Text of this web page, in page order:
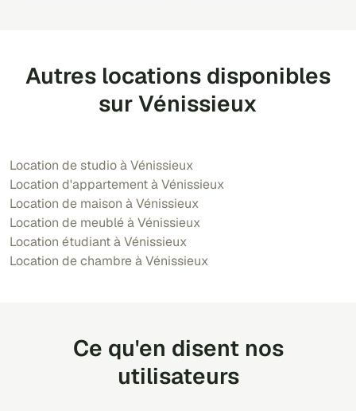
Autres locations disponibles
sur Vénissieux
Location de studio à Vénissieux
Location d'appartement à Vénissieux
Location de maison à Vénissieux
Location de meublé à Vénissieux
Location étudiant à Vénissieux
Location de chambre à Vénissieux
Ce qu'en disent nos
utilisateurs